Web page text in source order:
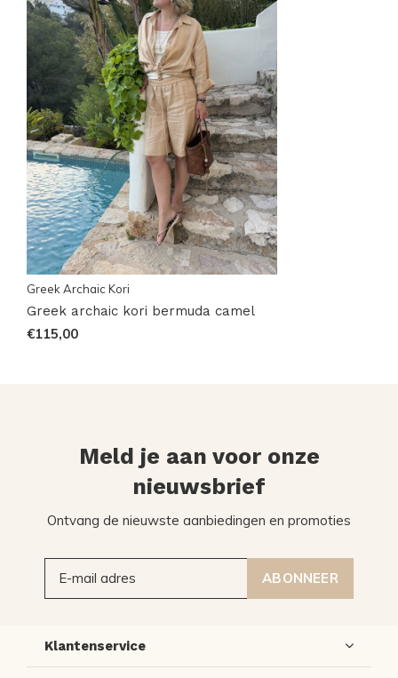
Greek Archaic Kori
Greek archaic kori bermuda camel
€115,00
Meld je aan voor onze
nieuwsbrief
Ontvang de nieuwste aanbiedingen en promoties
ABONNEER
Klantenservice